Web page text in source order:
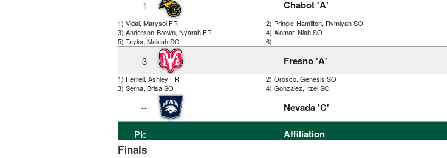
1 Chabot 'A'
1) Vidal, Marysol FR
2) Pringle-Hamilton, Rymiyah SO
3) Anderson-Brown, Nyarah FR
4) Alomar, Niah SO
5) Taylor, Maleah SO
6)
3 Fresno 'A'
1) Ferrell, Ashley FR
2) Orosco, Genesis SO
3) Serna, Brisa SO
4) Gonzalez, Itzel SO
-- Nevada 'C'
Plc Affiliation
Finals